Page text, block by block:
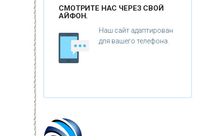
ГИПОТЕЗЫ
ЕПОЗНАННОЕ
ИСТИКА
ОРУЖИЕ
КАТАКЛИЗМЫ
СМОТРИТЕ НАС ЧЕРЕЗ СВОЙ
АЙФОН.
Наш сайт адаптирован
для вашего телефона.